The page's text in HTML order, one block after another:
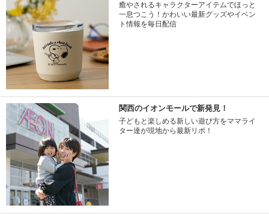
癒やされるキャラクターアイテムでほっと
一息つこう！かわいい最新グッズやイベン
ト情報を毎日配信
関西のイオンモールで新発見！
子どもと楽しめる新しい遊び方をママライ
ター達が現地から最新リポ！